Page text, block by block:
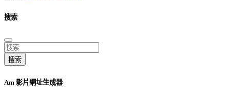
搜索
搜索
Am 影片網址生成器